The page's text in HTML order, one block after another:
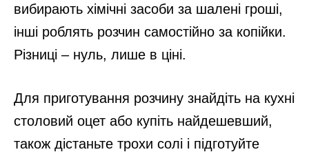
вибирають хімічні засоби за шалені гроші,
інші роблять розчин самостійно за копійки.
Різниці – нуль, лише в ціні.
Для приготування розчину знайдіть на кухні
столовий оцет або купіть найдешевший,
також дістаньте трохи солі і підготуйте